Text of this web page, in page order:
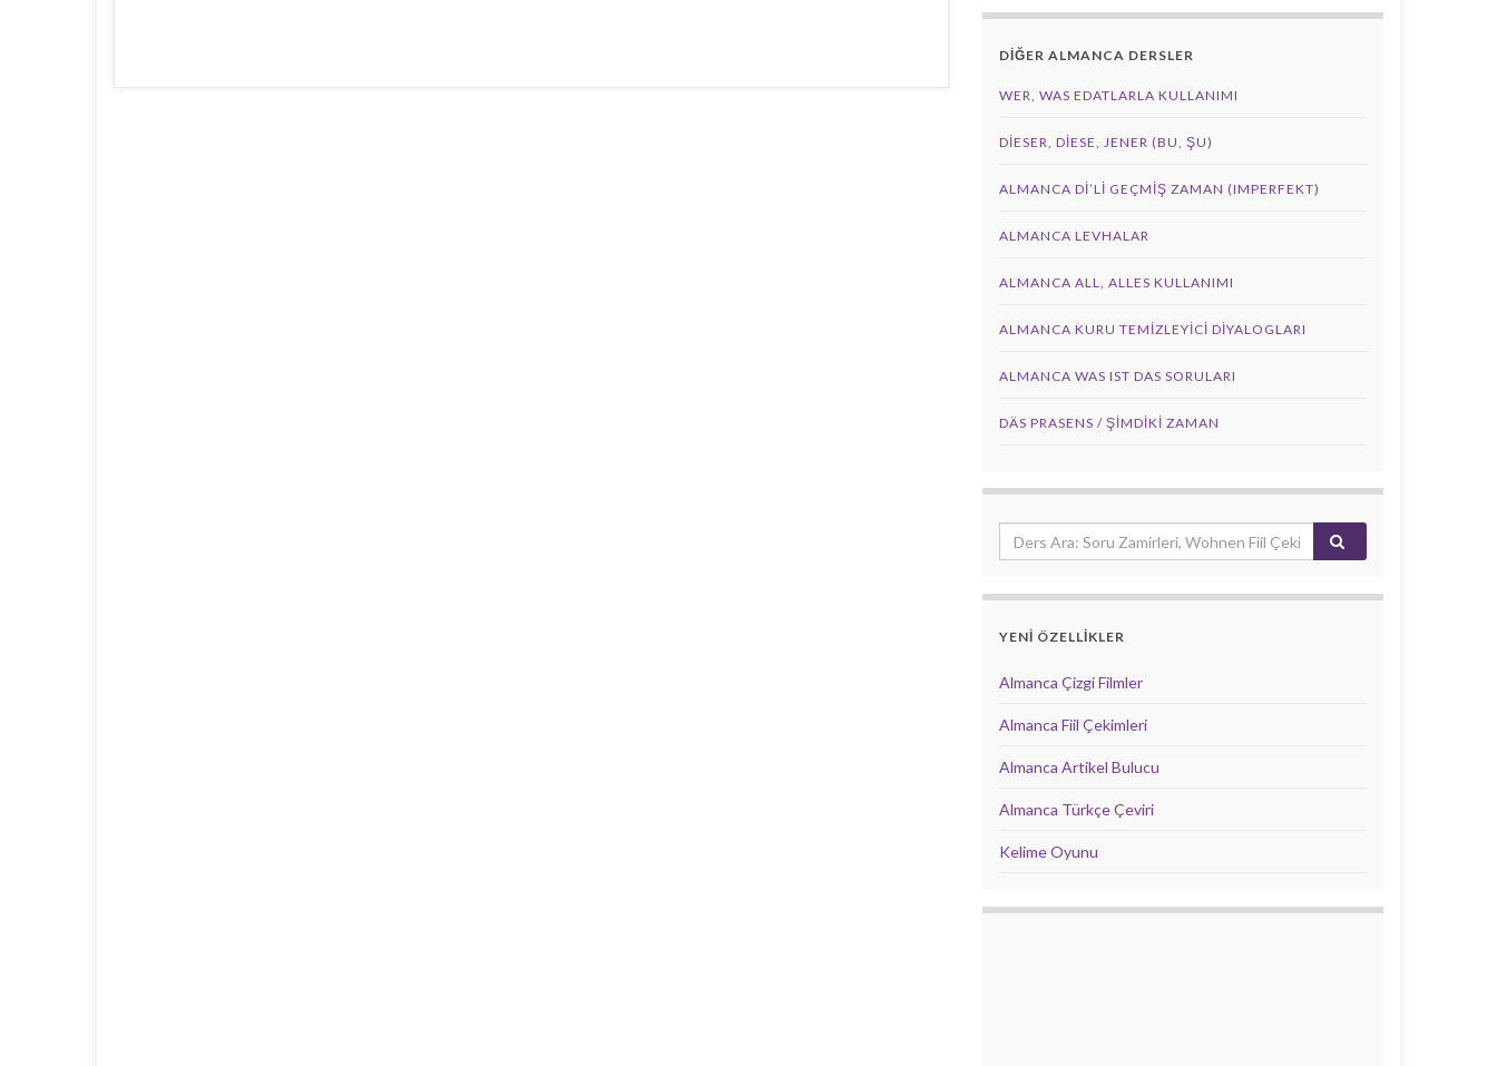
DİĞER ALMANCA DERSLER
WER, WAS EDATLARLA KULLANIMI
DIESER, DIESE, JENER (BU, ŞU)
ALMANCA DI’LI GEÇMIŞ ZAMAN (IMPERFEKT)
ALMANCA LEVHALAR
ALMANCA ALL, ALLES KULLANIMI
ALMANCA KURU TEMIZLEYICI DIYALOGLARI
ALMANCA WAS IST DAS SORULARI
DÄS PRASENS / ŞİMDİKİ ZAMAN
YENİ ÖZELLİKLER
Almanca Çizgi Filmler
Almanca Fiil Çekimleri
Almanca Artikel Bulucu
Almanca Türkçe Çeviri
Kelime Oyunu